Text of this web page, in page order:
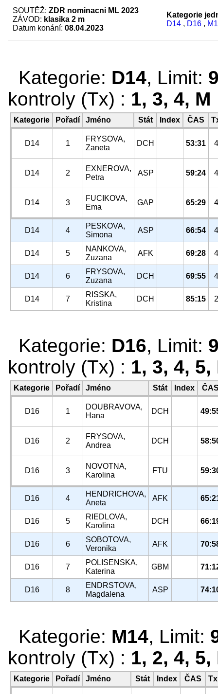
SOUTĚŽ: ZDR nominacni ML 2023
ZÁVOD: klasika 2 m
Datum konání: 08.04.2023
Kategorie
D14 , D16 ,
Kategorie: D14, Limit:
kontroly (Tx) : 1, 3, 4, M
Kategorie Pořadí Jméno Stát Index ČAS
D14 1
FRYSOVA,
Zaneta
DCH 53:31 4
D14 2
EXNEROVA,
Petra
ASP 59:24 4
D14 3
FUCIKOVA,
Ema
GAP 65:29 4
D14 4
PESKOVA,
Simona
ASP 66:54 4
D14 5
NANKOVA,
Zuzana
AFK 69:28 4
D14 6
FRYSOVA,
Zuzana
DCH 69:55 4
D14 7
RISSKA,
Kristina
DCH 85:15 2
Kategorie: D16, Limit:
kontroly (Tx) : 1, 3, 4, 5,
Kategorie Pořadí Jméno Stát Index
D16 1
DOUBRAVOVA,
Hana
DCH
D16 2
FRYSOVA,
Andrea
DCH
D16 3
NOVOTNA,
Karolina
FTU
D16 4
HENDRICHOVA,
Aneta
AFK
D16 5
RIEDLOVA,
Karolina
DCH
D16 6
SOBOTOVA,
Veronika
AFK
D16 7
POLISENSKA,
Katerina
GBM
D16 8
ENDRSTOVA,
Magdalena
ASP
Kategorie: M14, Limit:
kontroly (Tx) : 1, 2, 4, 5,
Kategorie Pořadí Jméno Stát Index ČAS Tx